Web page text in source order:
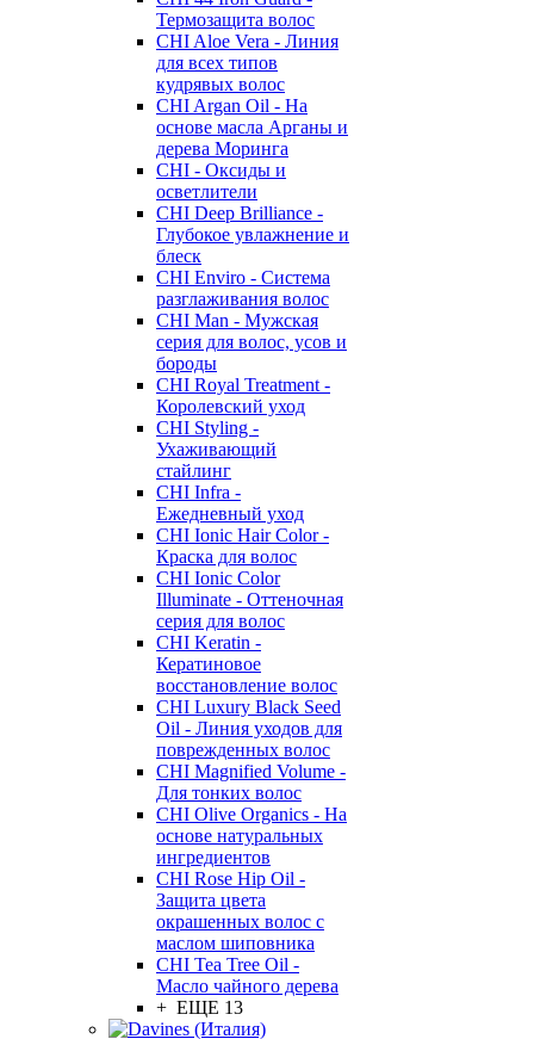
Термозащита волос
CHI Aloe Vera - Линия
для всех типов
кудрявых волос
CHI Argan Oil - На
основе масла Арганы и
дерева Моринга
CHI - Оксиды и
осветлители
CHI Deep Brilliance -
Глубокое увлажнение и
блеск
CHI Enviro - Система
разглаживания волос
CHI Man - Мужская
серия для волос, усов и
бороды
CHI Royal Treatment -
Королевский уход
CHI Styling -
Ухаживающий
стайлинг
CHI Infra -
Ежедневный уход
CHI Ionic Hair Color -
Краска для волос
CHI Ionic Color
Illuminate - Оттеночная
серия для волос
CHI Keratin -
Кератиновое
восстановление волос
CHI Luxury Black Seed
Oil - Линия уходов для
поврежденных волос
CHI Magnified Volume -
Для тонких волос
CHI Olive Organics - На
основе натуральных
ингредиентов
CHI Rose Hip Oil -
Защита цвета
окрашенных волос с
маслом шиповника
CHI Tea Tree Oil -
Масло чайного дерева
+ ЕЩЕ 13